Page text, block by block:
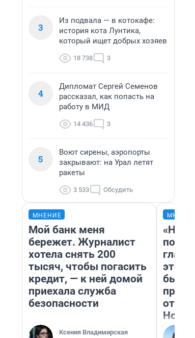
3
Из подвала — в котокафе:
история кота Лунтика,
который ищет добрых хозяев
18 738 3
4
Дипломат Сергей Семенов
рассказал, как попасть на
работу в МИД
14 436 3
5
Воют сирены, аэропорты
закрывают: на Урал летят
ракеты
3 533 Обсудить
МНЕНИЕ
Мой банк меня
бережет. Журналист
хотела снять 200
тысяч, чтобы погасить
кредит, — к ней домой
приехала служба
безопасности
Ксения Владимирская
этого
бьет